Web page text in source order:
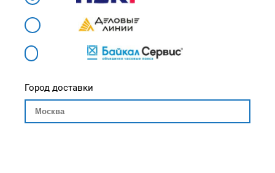
Город доставки